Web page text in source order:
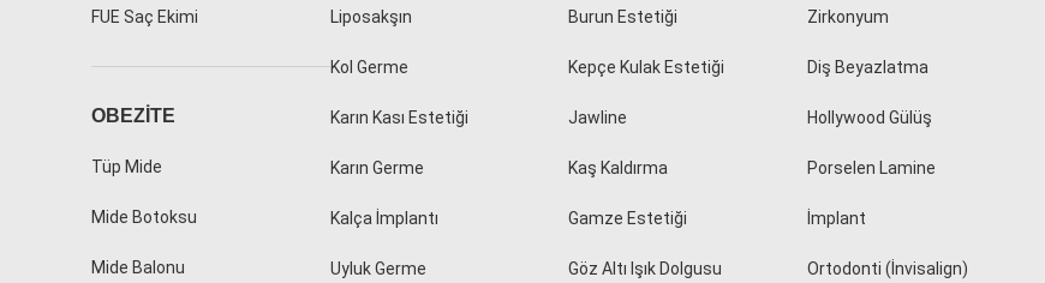
FUE Saç Ekimi
OBEZITE
Tüp Mide
Mide Botoksu
Mide Balonu
Liposakşın
Kol Germe
Karın Kası Estetiği
Karın Germe
Kalça İmplantı
Uyluk Germe
Burun Estetiği
Kepçe Kulak Estetiği
Jawline
Kaş Kaldırma
Gamze Estetiği
Göz Altı Işık Dolgusu
Zirkonyum
Diş Beyazlatma
Hollywood Gülüş
Porselen Lamine
İmplant
Ortodonti (İnvisalign)